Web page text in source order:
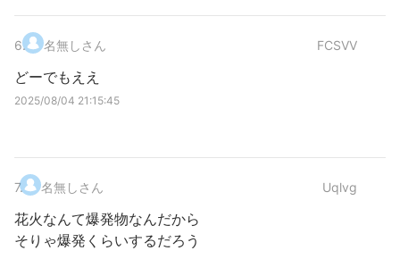
6. 名無しさん FCSVV
どーでもええ
2025/08/04 21:15:45
7. 名無しさん Uqlvg
花火なんて爆発物なんだから
そりゃ爆発くらいするだろう